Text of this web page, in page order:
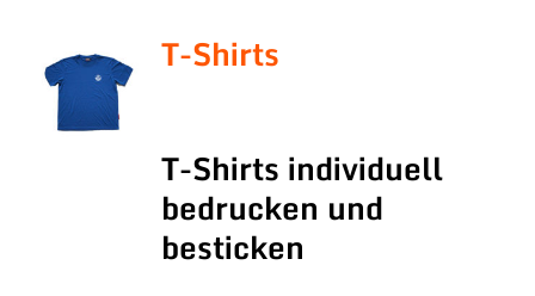
T-Shirts
T-Shirts individuell
bedrucken und
besticken